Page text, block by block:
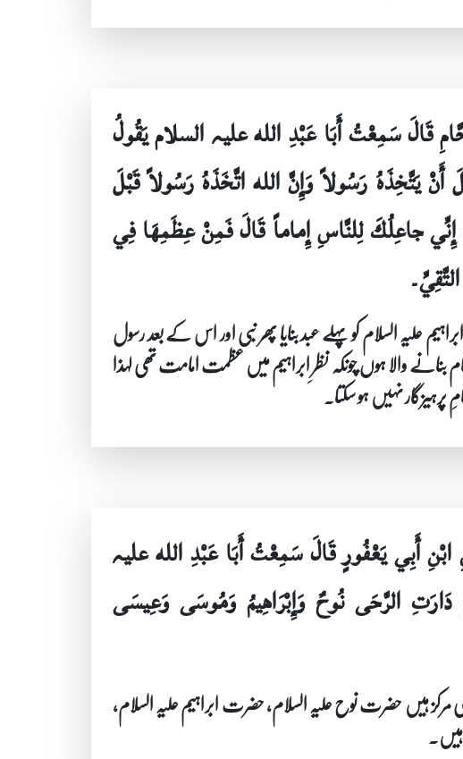
سَمِعْتُ أَبَا عَبْدِ الله علیہ السلام يَقُولُ
أَنْ يَتَّخِذَهُ رَسُولاً وَإِنَّ الله اتَّخَذَهُ رَسُولاً قَبْلَ
إِنِّي جاعِلُكَ لِلنَّاسِ إِماماً قَالَ فَمِنْ عِظَمِهَا فِي
السلام کو پہلے عبد بنایا پھر نبی اور اس کے بعد رسول
بنانے والا ہوں چونکہ نظرِ ابراہیم میں عظمت امامت تھی لہذا
نہیں ہو سکتا۔
يَعْفُورٍ قَالَ سَمِعْتُ أَبَا عَبْدِ الله علیہ
دَارَتِ الرَّحَى نُوحٌ وَإِبْرَاهِيمُ وَمُوسَى وَعِيسَى
مرکز ہیں حضرت نوح علیہ السلام، حضرت ابراہیم علیہ السلام،